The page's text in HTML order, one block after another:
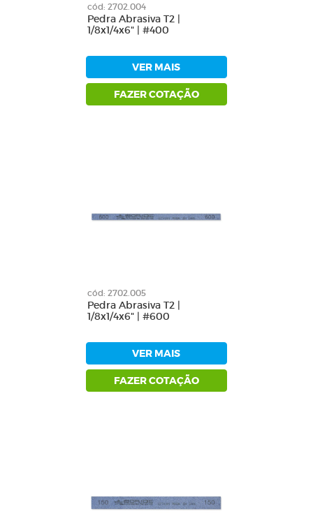
cód: 2702.004
Pedra Abrasiva T2 |
1/8x1/4x6" | #400
VER MAIS
FAZER COTAÇÃO
cód: 2702.005
Pedra Abrasiva T2 |
1/8x1/4x6" | #600
VER MAIS
FAZER COTAÇÃO